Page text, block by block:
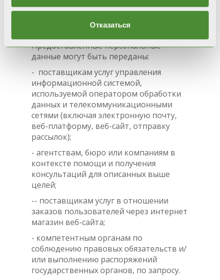
Отказаться
4. ПОЛУЧАТЕЛИ И КАТЕГОРИИ
Предоставленные персональные
данные могут быть переданы:
- поставщикам услуг управления
информационной системой,
используемой оператором обработки
данных и телекоммуникационными
сетями (включая электронную почту,
веб-платформу, веб-сайт, отправку
рассылок);
- агентствам, бюро или компаниям в
контексте помощи и получения
консультаций для описанных выше
целей;
-- поставщикам услуг в отношении
заказов пользователей через интернет
магазин веб-сайта;
- компетентным органам по
соблюдению правовых обязательств и/
или выполнению распоряжений
государственных органов, по запросу.